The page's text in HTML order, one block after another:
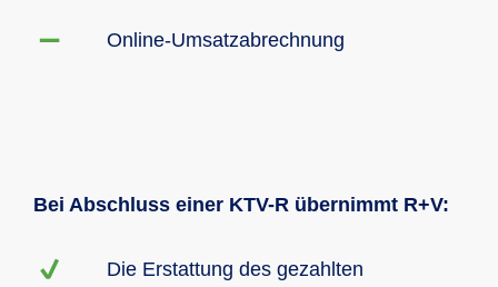
Online-Umsatzabrechnung
Bei Abschluss einer KTV-R übernimmt R+V:
Die Erstattung des gezahlten